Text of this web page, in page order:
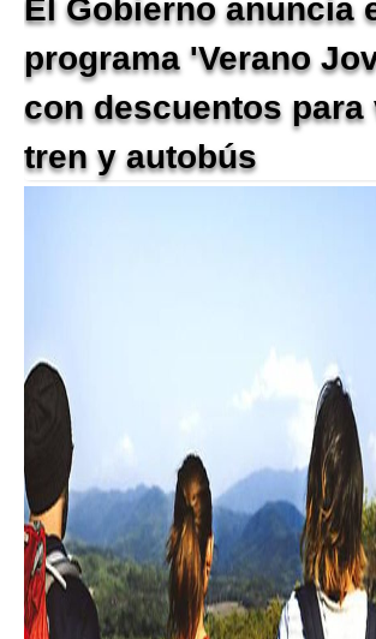
El Gobierno anuncia
programa 'Verano
con descuentos para
tren y autobús